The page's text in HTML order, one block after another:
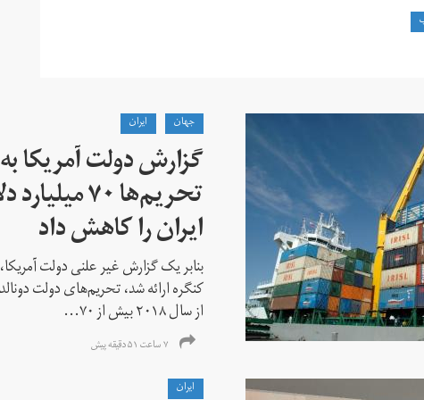
جهان ايران
گزارش دولت آمریکا
تحریم‌ها ۷۰
ایران را کاهش داد
بنابر یک گزارش غیر علنی دولت
کنگره ارائه شد، تحریم‌های دولت
از سال ۲۰۱۸ بیش از ۷۰...
۷ ساعت ۵۱ دقیقه پیش
ايران